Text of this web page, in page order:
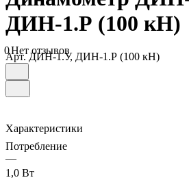
ДИН-1.Р (100 кН)
0Нет отзывов
Арт.ДИН-1.У, ДИН-1.Р (100 кН)
Характеристики
Потребление
—
1,0 Вт